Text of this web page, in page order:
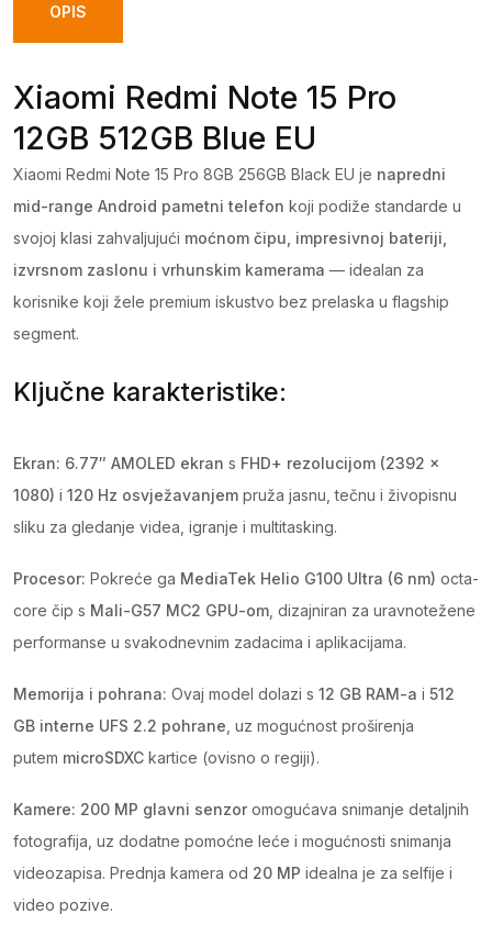
EU
quantity
OPIS
Xiaomi Redmi Note 15 Pro
12GB 512GB Blue EU
Xiaomi Redmi Note 15 Pro 8GB 256GB Black EU je napredni
mid-range Android pametni telefon koji podiže standarde u
svojoj klasi zahvaljujući moćnom čipu, impresivnoj bateriji,
izvrsnom zaslonu i vrhunskim kamerama — idealan za
korisnike koji žele premium iskustvo bez prelaska u flagship
segment.
Ključne karakteristike:
Ekran: 6.77″ AMOLED ekran s FHD+ rezolucijom (2392 ×
1080) i 120 Hz osvježavanjem pruža jasnu, tečnu i živopisnu
sliku za gledanje videa, igranje i multitasking.
Procesor: Pokreće ga MediaTek Helio G100 Ultra (6 nm) octa-
core čip s Mali-G57 MC2 GPU-om , dizajniran za uravnotežene
performanse u svakodnevnim zadacima i aplikacijama.
Memorija i pohrana: Ovaj model dolazi s 12 GB RAM-a i 512
GB interne UFS 2.2 pohrane , uz mogućnost proširenja
putem microSDXC kartice (ovisno o regiji).
Kamere: 200 MP glavni senzor omogućava snimanje detaljnih
fotografija, uz dodatne pomoćne leće i mogućnosti snimanja
videozapisa. Prednja kamera od 20 MP idealna je za selfije i
video pozive.